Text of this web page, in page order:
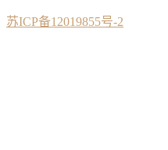
苏ICP备12019855号-2